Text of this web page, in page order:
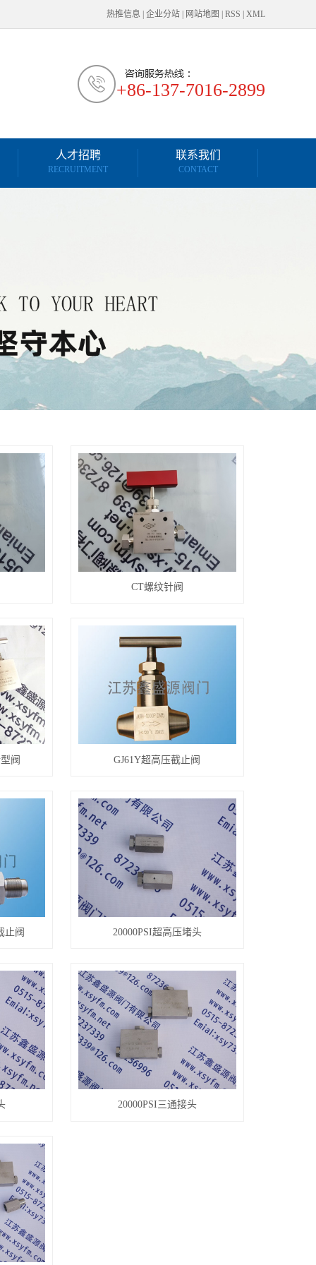
热推信息 企业分站 网站地图 RSS XML
+86-137-7016-2899
人才招聘
RECRUITMENT
联系我们
CONTACT
CT螺纹针阀
阀 GJ61Y超高压截止阀
止阀 20000PSI超高压堵头
20000PSI三通接头